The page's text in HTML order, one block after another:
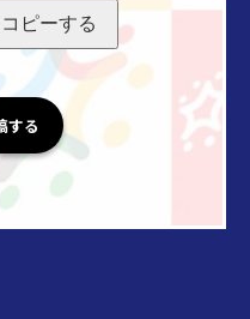
ピーする
する